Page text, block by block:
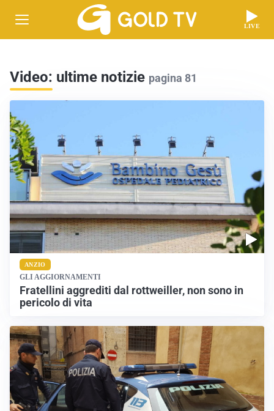
LIVE
Video: ultime notizie pagina 81
ANZIO
GLI AGGIORNAMENTI
Fratellini aggrediti dal rottweiller, non sono in
pericolo di vita